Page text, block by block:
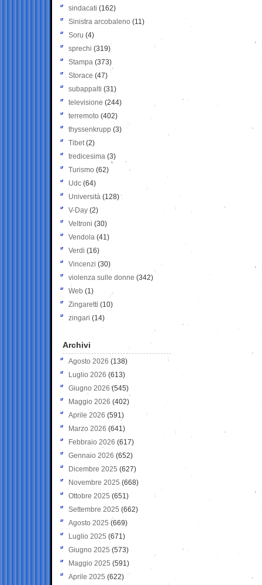
sindacati (162)
Sinistra arcobaleno (11)
Soru (4)
sprechi (319)
Stampa (373)
Storace (47)
subappalti (31)
televisione(244)
terremoto (402)
thyssenkrupp (3)
Tibet(2)
tredicesima (3)
Turismo (62)
Udc (64)
Università (128)
V-Day (2)
Veltroni (30)
Vendola (41)
Verdi (16)
Vincenzi (30)
violenza sulle donne (342)
Web (1)
Zingaretti (10)
zingari (14)
Archivi
Agosto 2026 (138)
Luglio 2026 (613)
Giugno 2026 (545)
Maggio 2026 (402)
Aprile 2026 (591)
Marzo 2026 (641)
Febbraio 2026 (617)
Gennaio 2026 (652)
Dicembre 2025 (627)
Novembre 2025 (668)
Ottobre 2025 (651)
Settembre 2025 (662)
Agosto 2025 (669)
Luglio 2025 (671)
Giugno 2025 (573)
Maggio 2025 (591)
Aprile 2025 (622)